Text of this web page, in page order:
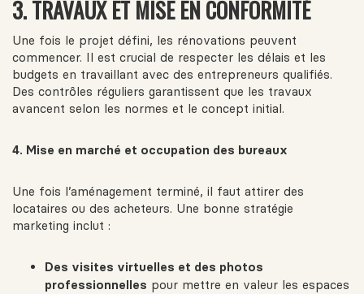
3. TRAVAUX ET MISE EN CONFORMITÉ
Une fois le projet défini, les rénovations peuvent
commencer. Il est crucial de respecter les délais et les
budgets en travaillant avec des entrepreneurs qualifiés.
Des contrôles réguliers garantissent que les travaux
avancent selon les normes et le concept initial.
4. Mise en marché et occupation des bureaux
Une fois l’aménagement terminé, il faut attirer des
locataires ou des acheteurs. Une bonne stratégie
marketing inclut :
Des visites virtuelles et des photos
professionnelles pour mettre en valeur les espaces